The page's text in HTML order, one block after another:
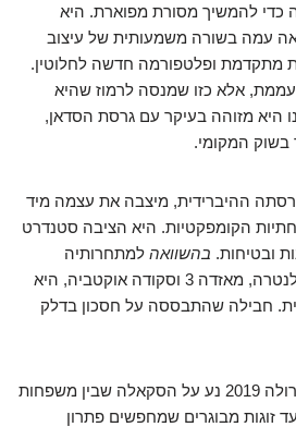
2019, הגיעה כדי להמשיך מסורת מפוארת. היא
עמה בשורה משמעותית של עיצוב
מתקדמת ופלטפורמה חדשה לחלוטין.
אלא כזו שמנסה לרמוז שהיא
היא מזוהה בעיקר עם גרסת הסדאן,
בשוק המקומי.
במיוחד בגרסתה ההיברידית, מיצבה את עצמה מיד
הקומפקטיות. היא הציבה סטנדרט
ובטיחות. בהשוואה למתחרותיה
הישירות דאז, כמו יונדאי אלנטרה, מאזדה 3 וסקודה אוקטביה, היא
חבילה שהתבססה על חסכון בדלק
קהל היעד העיקרי של הקורולה 2019 נע על הסקאלה שבין משפחות
זוגות מבוגרים שמחפשים פתרון